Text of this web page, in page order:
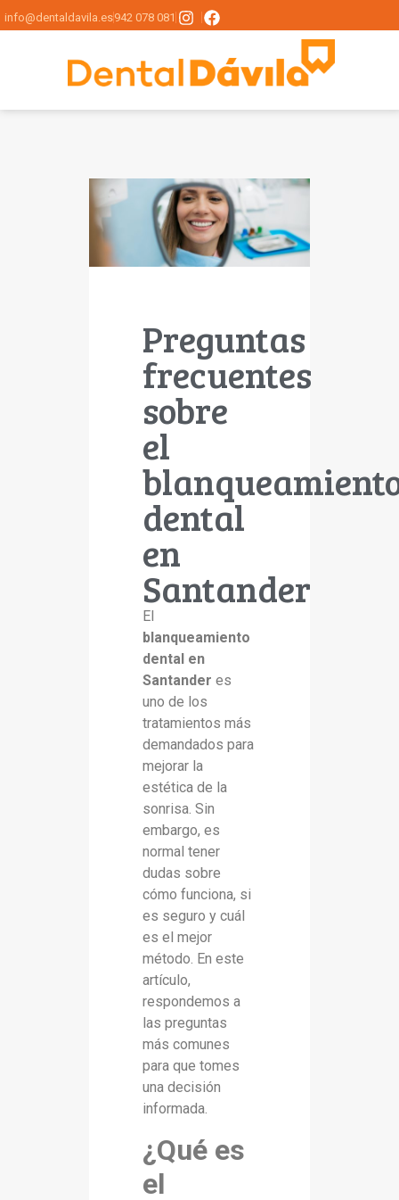
info@dentaldavila.es942 078 081
Preguntas
frecuentes
sobre
el
dental
en
Santander
El
blanqueamiento
dental en
Santander es
uno de los
tratamientos más
demandados para
mejorar la
estética de la
sonrisa. Sin
embargo, es
normal tener
dudas sobre
cómo funciona, si
es seguro y cuál
es el mejor
método. En este
artículo,
respondemos a
las preguntas
más comunes
para que tomes
una decisión
informada.
¿Qué es
el